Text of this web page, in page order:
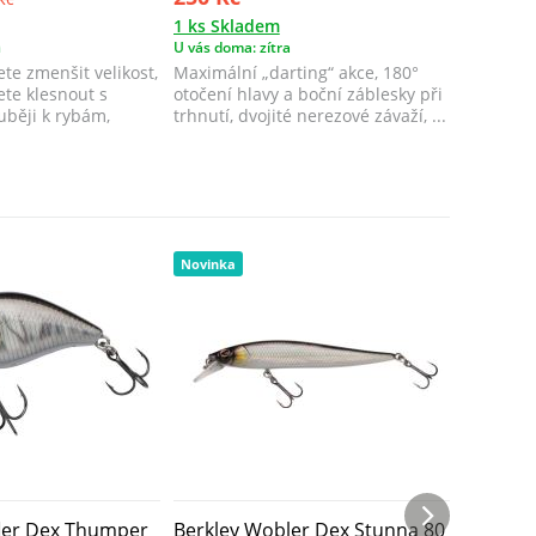
zmenšit velikost,
klesnout s
k rybám,
1 ks Skladem
U vás doma: zítra
Maximální „darting“ akce, 180°
otočení hlavy a boční záblesky při
trhnutí, dvojité nerezové závaží, ...
Dex Thumper
Novinka
Berkley Wobler Dex Stunna 80